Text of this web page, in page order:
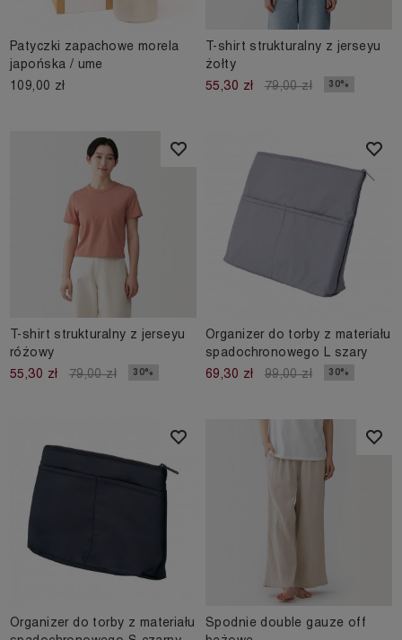
Patyczki zapachowe morela
japońska / ume
109,00 zł
T-shirt strukturalny z jerseyu
żołty
55,30 zł
79,00 zł 30%
T-shirt strukturalny z jerseyu
różowy
55,30 zł
79,00 zł 30%
Organizer do torby z materiału
spadochronowego L szary
69,30 zł
99,00 zł 30%
Organizer do torby z materiału
Spodnie double gauze off